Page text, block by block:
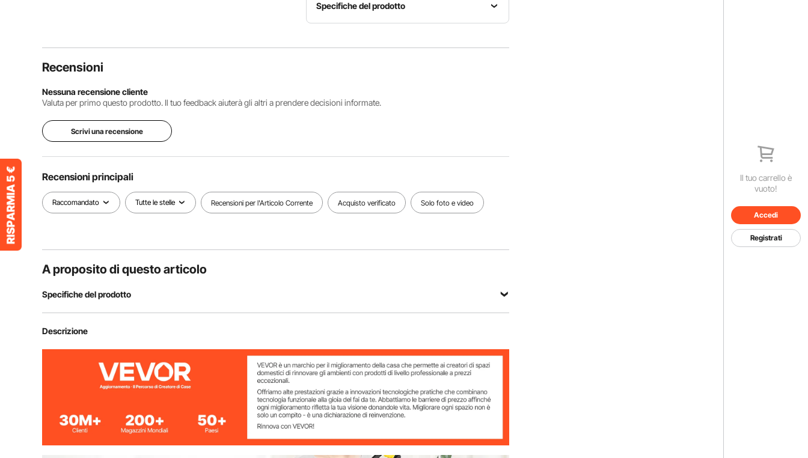
Il tuo carrello è
vuoto!
Accedi
Registrati
Specifiche del prodotto
Potenza
timer
temperatura
Vedi tutte le specifiche
Recensioni
Nessuna recensione cliente
Valuta per primo questo prodotto. Il tuo feedback aiuterà gli altri a prendere decisioni informate.
Scrivi una recensione
Recensioni principali
Raccomandato Tutte le stelle Recensioni per l'Articolo Corrente Acquisto verificato Solo foto e video
A proposito di questo articolo
Specifiche del prodotto
Potenza
Controllo timer 0-999 secondi
93-450 °F （ 34-232 °C ）
Otto elementi
Descrizione